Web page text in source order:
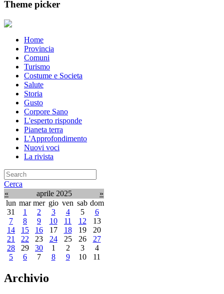
Theme picker
Home
Provincia
Comuni
Turismo
Costume e Societa
Salute
Storia
Gusto
Corpore Sano
L'esperto risponde
Pianeta terra
L'Approfondimento
Nuovi voci
La rivista
Cerca
«
aprile 2025
»
lun mar mer gio ven sab dom
31
1 2 3 4 5
6
7
8 9 10 11 12
13
14
15 16 17 18 19
20
21
22 23 24 25 26
27
28
29 30 1 2 3
4
5
6 7 8 9 10 11
Archivio